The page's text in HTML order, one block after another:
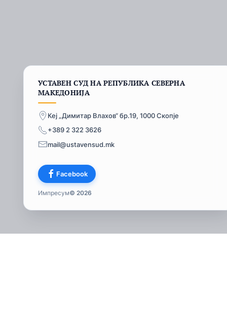
УСТАВЕН СУД НА РЕПУБЛИКА СЕВЕРНА
МАКЕДОНИЈА
Кеј „Димитар Влахов“ бр.19, 1000 Скопје
+389 2 322 3626
mail@ustavensud.mk
Facebook
Импресум© 2026